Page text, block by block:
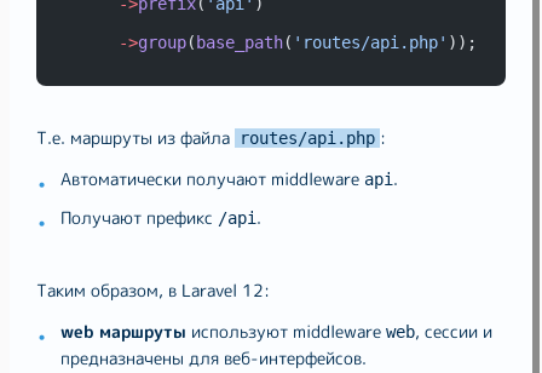
->group( base_path( 'routes/api.php' ));
Т.е. маршруты из файла routes/api.php :
Автоматически получают middleware api .
Получают префикс /api .
Таким образом, в Laravel 12:
web маршруты используют middleware web, сессии и
предназначены для веб-интерфейсов.